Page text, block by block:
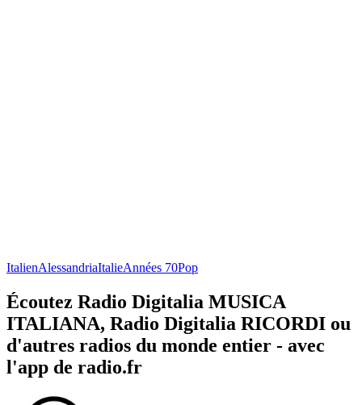
ItalienAlessandriaItalieAnnées 70Pop
Écoutez Radio Digitalia MUSICA
ITALIANA, Radio Digitalia RICORDI ou
d'autres radios du monde entier - avec
l'app de radio.fr